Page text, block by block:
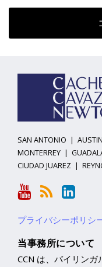
SAN ANTONIO | AUSTIN
MONTERREY |
CIUDAD JUAREZ |
プライバシーポリシ
当事務所について
CCN は、バイリン